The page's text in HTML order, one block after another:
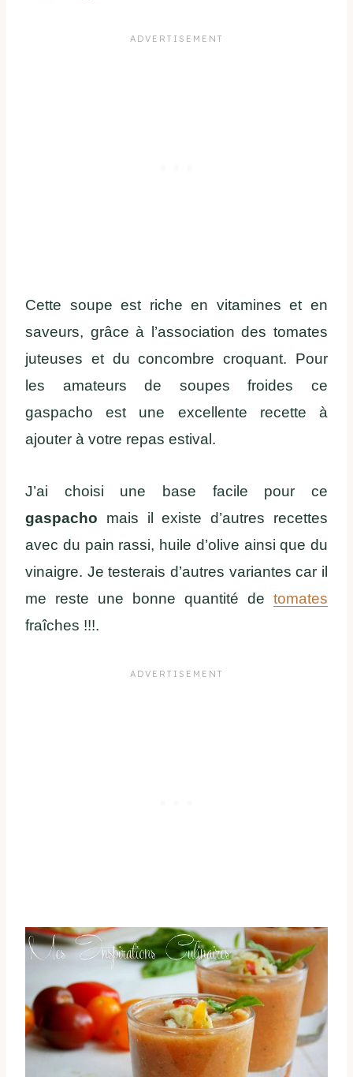
Cette soupe est riche en vitamines et en
saveurs, grâce à l’association des tomates
juteuses et du concombre croquant. Pour
les amateurs de soupes froides ce
gaspacho est une excellente recette à
ajouter à votre repas estival.
J’ai choisi une base facile pour ce
gaspacho mais il existe d’autres recettes
avec du pain rassi, huile d’olive ainsi que du
vinaigre. Je testerais d’autres variantes car il
me reste une bonne quantité de tomates
fraîches !!!.